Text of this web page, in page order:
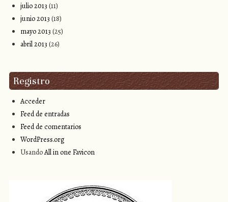
julio 2013 (11)
junio 2013 (18)
mayo 2013 (25)
abril 2013 (26)
Registro
Acceder
Feed de entradas
Feed de comentarios
WordPress.org
UsandoAll in one Favicon